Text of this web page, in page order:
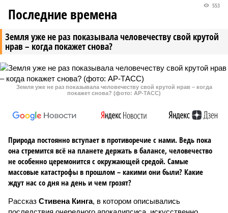
Земля уже не раз показывала человечеству свой крутой
нрав – когда покажет снова?
553
Последние времена
Земля уже не раз показывала человечеству свой крутой нрав – когда
покажет снова? (фото: АР-ТАСС)
Природа постоянно вступает в противоречие с нами. Ведь пока
она стремится всё на планете держать в балансе, человечество
не особенно церемонится с окружающей средой. Самые
массовые катастрофы в прошлом – какими они были? Какие
ждут нас со дня на день и чем грозят?
Рассказ Стивена Кинга, в котором описывались